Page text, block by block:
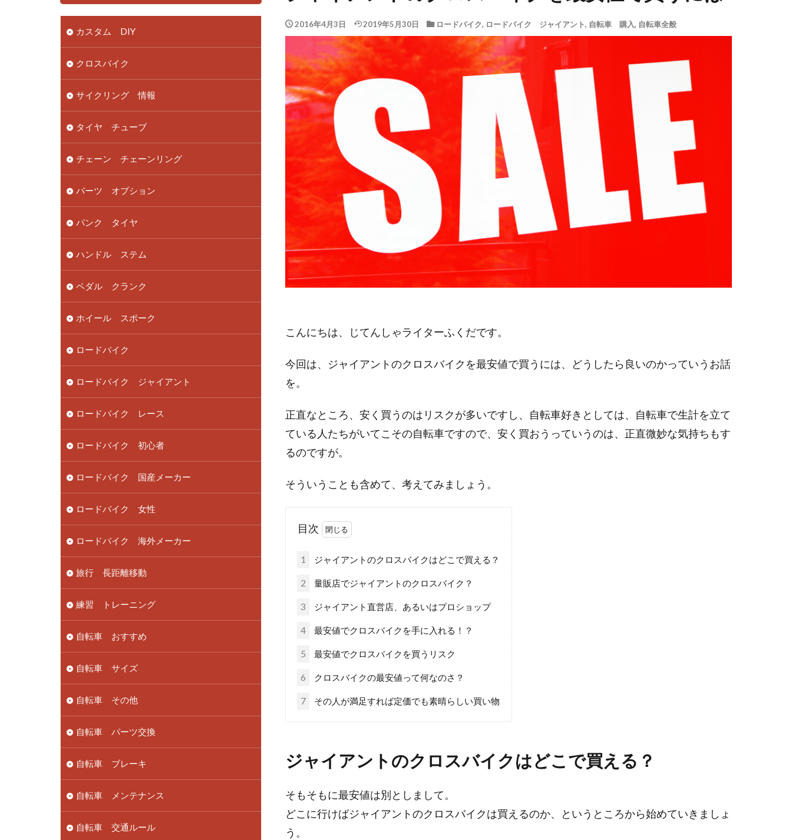
2016年4月3日 2019年5月30日 ロードバイク, ロードバイク ジャイアント, 自転車 購入, 自転車全般
こんにちは、じてんしゃライターふくだです。
今回は、ジャイアントのクロスバイクを最安値で買うには、どうしたら良いのかっていうお話
を。
正直なところ、安く買うのはリスクが多いですし、自転車好きとしては、自転車で生計を立て
ている人たちがいてこその自転車ですので、安く買おうっていうのは、正直微妙な気持ちもす
るのですが。
そういうことも含めて、考えてみましょう。
目次
1 ジャイアントのクロスバイクはどこで買える？
2 量販店でジャイアントのクロスバイク？
3 ジャイアント直営店、あるいはプロショップ
4 最安値でクロスバイクを手に入れる！？
5 最安値でクロスバイクを買うリスク
6 クロスバイクの最安値って何なのさ？
7 その人が満足すれば定価でも素晴らしい買い物
ジャイアントのクロスバイクはどこで買える？
そもそもに最安値は別としまして。
どこに行けばジャイアントのクロスバイクは買えるのか、というところから始めていきましょ
う。
カスタム DIY
クロスバイク
サイクリング 情報
タイヤ チューブ
チェーン チェーンリング
パーツ オプション
パンク タイヤ
ハンドル ステム
ペダル クランク
ホイール スポーク
ロードバイク
ロードバイク ジャイアント
ロードバイク レース
ロードバイク 初心者
ロードバイク 国産メーカー
ロードバイク 女性
ロードバイク 海外メーカー
旅行 長距離移動
練習 トレーニング
自転車 おすすめ
自転車 サイズ
自転車 その他
自転車 パーツ交換
自転車 ブレーキ
自転車 メンテナンス
自転車 交通ルール